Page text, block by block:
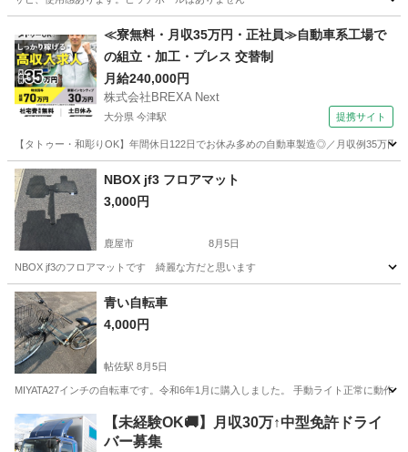
自転車 スズキジムニー
≪寮無料・月収35万円・正社員≫自動車系工場で
の組立・加工・プレス 交替制
月給240,000円
株式会社BREXA Next
大分県 今津駅 提携サイト
【タトゥー・和彫りOK】年間休日122日でお休み多めの自動車製造◎／月収例35万
大分 中津市
NBOX jf3 フロアマット
3,000円
鹿屋市 8月5日
NBOX jf3のフロアマットです 綺麗な方だと思います
鹿児島 鹿屋市 自転車
青い自転車
4,000円
帖佐駅 8月5日
MIYATA27インチの自転車です。令和6年1月に購入しました。 手動ライト正常に動作
鹿児島 姶良市 帖佐駅 自転車 MIYATA
【未経験OK🚚】月収30万↑中型免許ドライ
バー募集